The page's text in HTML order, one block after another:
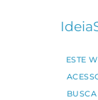
ESTE